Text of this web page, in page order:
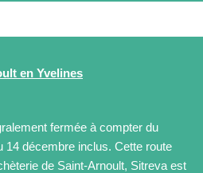
en Yvelines
fermée à compter du
14 décembre inclus. Cette route
de Saint-Arnoult, Sitreva est